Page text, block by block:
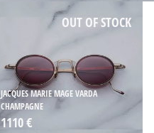
JACQUES MARIE MAGE VARDA
CHAMPAGNE
1110 €
OUT OF STOCK